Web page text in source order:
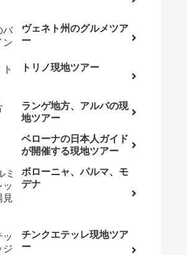
ヴェネト州のグルメツア
ー
トリノ現地ツアー
ランゲ地方、アルバの現
地ツアー
ベローナの日本人ガイド
が開催する現地ツアー
ボローニャ、パルマ、モ
デナ
チンクエテッレ現地ツア
ー